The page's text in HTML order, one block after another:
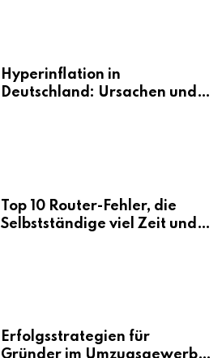
Hyperinflation in
Deutschland: Ursachen und
Top 10 Router-Fehler, die
Selbstständige viel Zeit und
Erfolgsstrategien für
Gründer im Umzugsgewerbe